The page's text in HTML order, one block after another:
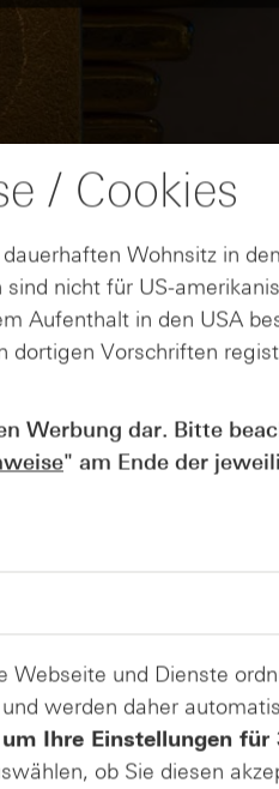
DAX® in
Zertifikate
/ Cookies
Wohnsitz in
nicht für US-
Aufenthalt in den USA
dortigen Vorschriften
Werbung dar. Bitte
" am Ende der
Webseite und Dienste
werden daher
Ihre Einstellungen für
ob Sie diesen